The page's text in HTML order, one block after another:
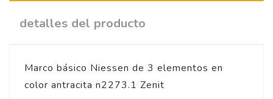
detalles del producto
Marco básico Niessen de 3 elementos en
color antracita n2273.1 Zenit